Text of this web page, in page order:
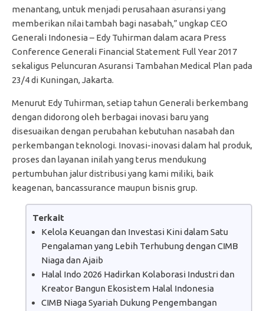
menantang, untuk menjadi perusahaan asuransi yang
memberikan nilai tambah bagi nasabah,” ungkap CEO
Generali Indonesia – Edy Tuhirman dalam acara Press
Conference Generali Financial Statement Full Year 2017
sekaligus Peluncuran Asuransi Tambahan Medical Plan pada
23/4 di Kuningan, Jakarta.
Menurut Edy Tuhirman, setiap tahun Generali berkembang
dengan didorong oleh berbagai inovasi baru yang
disesuaikan dengan perubahan kebutuhan nasabah dan
perkembangan teknologi. Inovasi-inovasi dalam hal produk,
proses dan layanan inilah yang terus mendukung
pertumbuhan jalur distribusi yang kami miliki, baik
keagenan, bancassurance maupun bisnis grup.
Terkait
Kelola Keuangan dan Investasi Kini dalam Satu
Pengalaman yang Lebih Terhubung dengan CIMB
Niaga dan Ajaib
Halal Indo 2026 Hadirkan Kolaborasi Industri dan
Kreator Bangun Ekosistem Halal Indonesia
CIMB Niaga Syariah Dukung Pengembangan